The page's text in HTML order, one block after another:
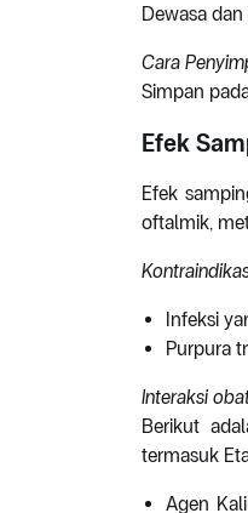
Dewasa
Cara
Simpan
Efek
Efek
oftalmik,
Infeksi
Purpura
Interaksi
Berikut
termasuk
Agen